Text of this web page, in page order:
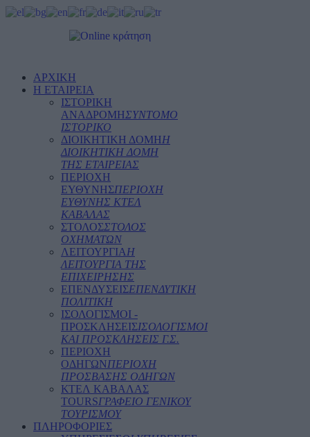
ΑΡΧΙΚΗ
Η ΕΤΑΙΡΕΙΑ
ΙΣΤΟΡΙΚΗ
ΑΝΑΔΡΟΜΗΣΥΝΤΟΜΟ
ΙΣΤΟΡΙΚΟ
ΔΙΟΙΚΗΤΙΚΗ ΔΟΜΗΗ
ΔΙΟΙΚΗΤΙΚΗ ΔΟΜΗ
ΤΗΣ ΕΤΑΙΡΕΙΑΣ
ΠΕΡΙΟΧΗ
ΕΥΘΥΝΗΣΠΕΡΙΟΧΗ
ΕΥΘΥΝΗΣ ΚΤΕΛ
ΚΑΒΑΛΑΣ
ΣΤΟΛΟΣΣΤΟΛΟΣ
ΟΧΗΜΑΤΩΝ
ΛΕΙΤΟΥΡΓΙΑΗ
ΛΕΙΤΟΥΡΓΙΑ ΤΗΣ
ΕΠΙΧΕΙΡΗΣΗΣ
ΕΠΕΝΔΥΣΕΙΣΕΠΕΝΔΥΤΙΚΗ
ΠΟΛΙΤΙΚΗ
ΙΣΟΛΟΓΙΣΜΟΙ -
ΠΡΟΣΚΛΗΣΕΙΣΙΣΟΛΟΓΙΣΜΟΙ
ΚΑΙ ΠΡΟΣΚΛΗΣΕΙΣ Γ.Σ.
ΠΕΡΙΟΧΗ
ΟΔΗΓΩΝΠΕΡΙΟΧΗ
ΠΡΟΣΒΑΣΗΣ ΟΔΗΓΩΝ
ΚΤΕΛ ΚΑΒΑΛΑΣ
TOURSΓΡΑΦΕΙΟ ΓΕΝΙΚΟΥ
ΤΟΥΡΙΣΜΟΥ
ΠΛΗΡΟΦΟΡΙΕΣ